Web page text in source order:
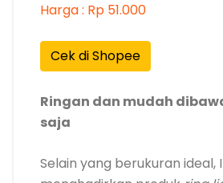
Harga : Rp 51.000
Cek di Shopee
Ringan dan mudah
saja
Selain yang berukuran ideal,